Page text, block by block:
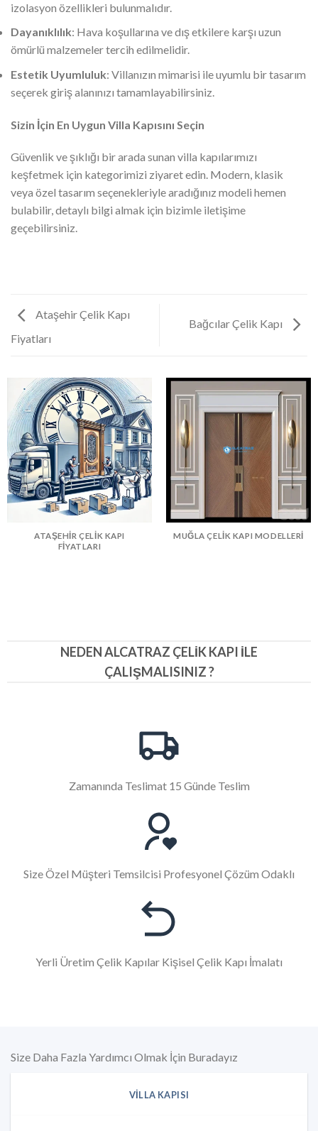
izolasyon özellikleri bulunmalıdır.
Dayanıklılık: Hava koşullarına ve dış etkilere karşı uzun
ömürlü malzemeler tercih edilmelidir.
Estetik Uyumluluk: Villanızın mimarisi ile uyumlu bir tasarım
seçerek giriş alanınızı tamamlayabilirsiniz.
Sizin İçin En Uygun Villa Kapısını Seçin
Güvenlik ve şıklığı bir arada sunan villa kapılarımızı
keşfetmek için kategorimizi ziyaret edin. Modern, klasik
veya özel tasarım seçenekleriyle aradığınız modeli hemen
bulabilir, detaylı bilgi almak için bizimle iletişime
geçebilirsiniz.
Ataşehir Çelik Kapı
Fiyatları
Bağcılar Çelik Kapı
ATAŞEHIR ÇELIK KAPI
FIYATLARI
MUĞLA ÇELIK KAPI MODELLERI
NEDEN ALCATRAZ ÇELIK KAPI İLE
ÇALIŞMALISINIZ ?
Zamanında Teslimat 15 Günde Teslim
Size Özel Müşteri Temsilcisi Profesyonel Çözüm Odaklı
Yerli Üretim Çelik Kapılar Kişisel Çelik Kapı İmalatı
Size Daha Fazla Yardımcı Olmak İçin Buradayız
VILLA KAPISI